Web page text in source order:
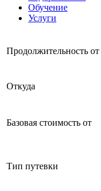
Обучение
Услуги
Продолжительность от
Откуда
Базовая стоимость от
Тип путевки